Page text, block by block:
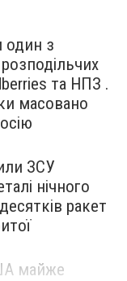
один з
та НПЗ .
масовано
ЗСУ
нічного
ракет
майже